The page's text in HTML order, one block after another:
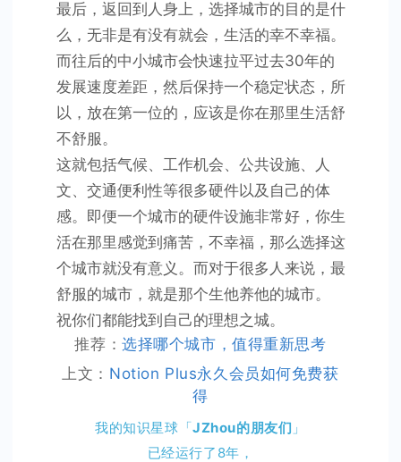
最后，返回到人身上，选择城市的目的是什
么，无非是有没有就会，生活的幸不幸福。
而往后的中小城市会快速拉平过去30年的
发展速度差距，然后保持一个稳定状态，所
以，放在第一位的，应该是你在那里生活舒
不舒服。
这就包括气候、工作机会、公共设施、人
文、交通便利性等很多硬件以及自己的体
感。即便一个城市的硬件设施非常好，你生
活在那里感觉到痛苦，不幸福，那么选择这
个城市就没有意义。而对于很多人来说，最
舒服的城市，就是那个生他养他的城市。
祝你们都能找到自己的理想之城。
推荐：选择哪个城市，值得重新思考
上文： Notion Plus永久会员如何免费获
得
我的知识星球「JZhou的朋友们 」
已经运行了8年，